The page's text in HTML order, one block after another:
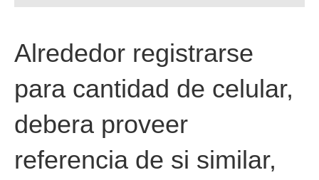
Alrededor registrarse
para cantidad de celular,
debera proveer
referencia de si similar,